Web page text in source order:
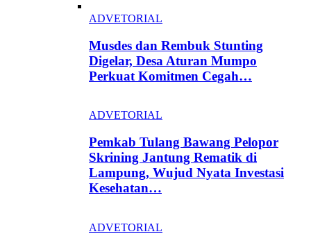
ADVETORIAL
Musdes dan Rembuk Stunting
Digelar, Desa Aturan Mumpo
Perkuat Komitmen Cegah…
ADVETORIAL
Pemkab Tulang Bawang Pelopor
Skrining Jantung Rematik di
Lampung, Wujud Nyata Investasi
Kesehatan…
ADVETORIAL